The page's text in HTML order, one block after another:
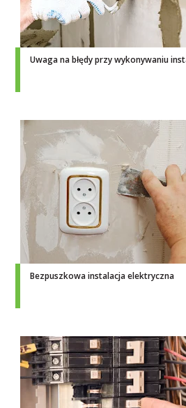
Uwaga na błędy przy wykonywaniu
Bezpuszkowa instalacja elektryczna